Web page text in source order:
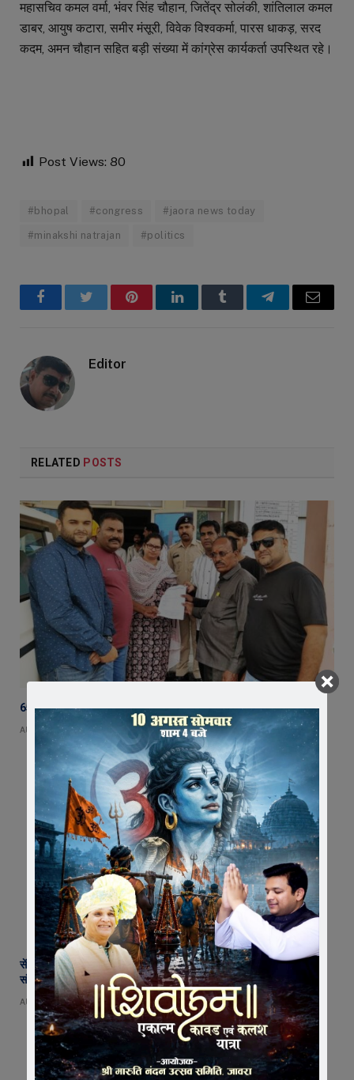
महासचिव कमल वर्मा, भंवर सिंह चौहान, जितेंद्र सोलंकी, शांतिलाल कमल
डाबर, आयुष कटारा, समीर मंसूरी, विवेक विश्वकर्मा, पारस धाकड़, सरद
कदम, अमन चौहान सहित बड़ी संख्या में कांग्रेस कार्यकर्ता उपस्थित रहे।
Post Views: 80
#bhopal #congress #jaora news today
#minakshi natrajan #politics
FacebookTwitter PinterestLinkedInTumblr TelegramEmail
Editor
RELATED POSTS
65 हजार रुपए भाड़ा न देने का आरोप, ट्रक चालक ने एसडीएम को सौंपा ज्ञापन
AUGUST 5, 2026
सेंट पॉल्स कॉन्वेंट स्कूल में छात्र परिषद का शपथ ग्रहण समारोह गरिमामय माहौल में
संपन्न
AUGUST 5, 2026